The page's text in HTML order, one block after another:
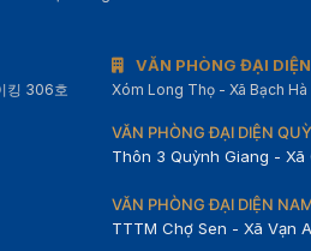
킹 306호
VĂN PHÒNG ĐẠI
Xóm Long Thọ - Xã Bạch
VĂN PHÒNG ĐẠI DIỆN
Thôn 3 Quỳnh Giang -
VĂN PHÒNG ĐẠI DIỆN
TTTM Chợ Sen - Xã Vạn